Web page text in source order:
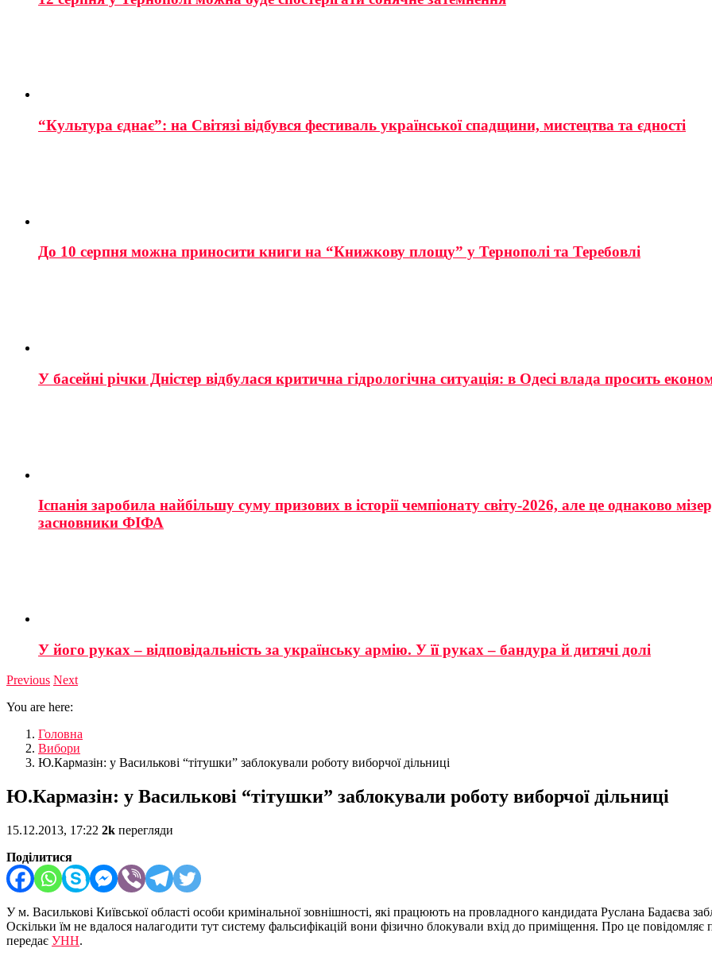
“Культура єднає”: на Світязі відбувся фестиваль української спадщини, мистецтва та єдності
До 10 серпня можна приносити книги на “Книжкову площу” у Тернополі та Теребовлі
У басейні річки Дністер відбулася критична гідрологічна ситуація: в Одесі влада просить
Іспанія заробила найбільшу суму призових в історії чемпіонату світу-2026, але це однаково
засновники ФІФА
У його руках – відповідальність за українську армію. У її руках – бандура й дитячі долі
Previous Next
You are here:
Головна
Вибори
Ю.Кармазін: у Василькові “тітушки” заблокували роботу виборчої дільниці
Ю.Кармазін: у Василькові “тітушки” заблокували роботу виборчої дільниці
15.12.2013, 17:22 2k перегляди
Поділитися
У м. Василькові Київської області особи кримінальної зовнішності, які працюють на провладного кандидата Руслана Бадаєва
Оскільки їм не вдалося налагодити тут систему фальсифікацій вони фізично блокували вхід до приміщення. Про це
передає УНН.